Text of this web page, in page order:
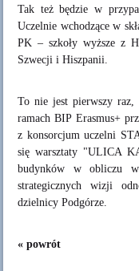
Tak też będzie w
Uczelnie wchodzące w
PK – szkoły wyższe z
Szwecji i Hiszpanii.
To nie jest pierwszy raz,
ramach BIP Erasmus+
z konsorcjum uczelni
się warsztaty "ULICA
budynków w obliczu
strategicznych wizji
dzielnicy Podgórze.
« powrót